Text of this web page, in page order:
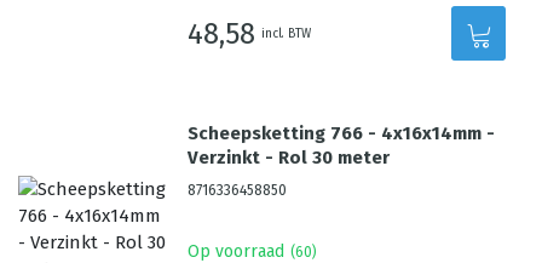
48,58 incl. BTW
Scheepsketting 766 - 4x16x14mm -
Verzinkt - Rol 30 meter
8716336458850
Op voorraad (60)